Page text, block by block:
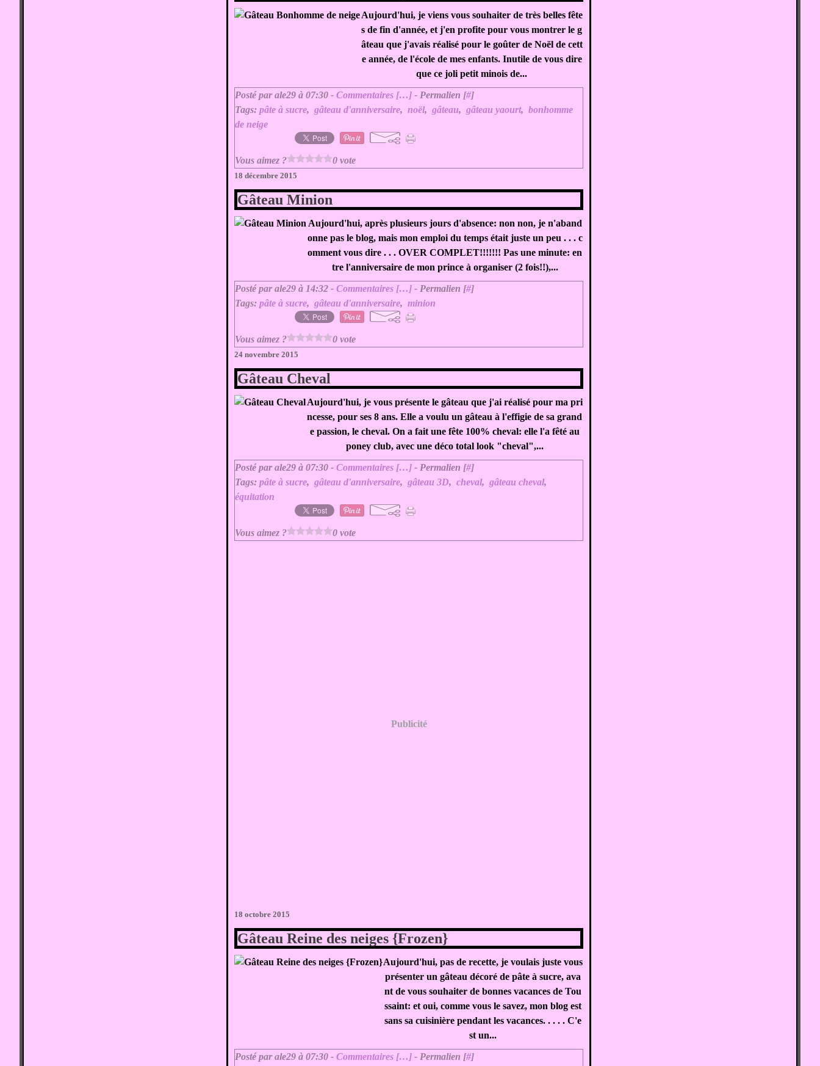
Aujourd'hui, je viens vous souhaiter de très belles fête
s de fin d'année, et j'en profite pour vous montrer le g
âteau que j'avais réalisé pour le goûter de Noël de cett
e année, de l'école de mes enfants. Inutile de vous dire
que ce joli petit minois de...
Posté par ale29 à 07:30 -Commentaires […] - Permalien [#]
Tags:pâte à sucre,gâteau d'anniversaire,noël,gâteau,gâteau yaourt,bonhomme
de neige
Vous aimez ? 0 vote
18 décembre 2015
Gâteau Minion
Aujourd'hui, après plusieurs jours d'absence: non non, je n'aband
onne pas le blog, mais mon emploi du temps était juste un peu . . . c
omment vous dire . . . OVER COMPLET!!!!!!! Pas une minute: en
tre l'anniversaire de mon prince à organiser (2 fois!!),...
Posté par ale29 à 14:32 -Commentaires […] - Permalien [#]
Tags:pâte à sucre,gâteau d'anniversaire,minion
Vous aimez ? 0 vote
24 novembre 2015
Gâteau Cheval
Aujourd'hui, je vous présente le gâteau que j'ai réalisé pour ma pri
ncesse, pour ses 8 ans. Elle a voulu un gâteau à l'effigie de sa grand
e passion, le cheval. On a fait une fête 100% cheval: elle l'a fêté au
poney club, avec une déco total look "cheval",...
Posté par ale29 à 07:30 -Commentaires […] - Permalien [#]
Tags:pâte à sucre,gâteau d'anniversaire,gâteau 3D,cheval,gâteau cheval,
équitation
Vous aimez ? 0 vote
Publicité
18 octobre 2015
Gâteau Reine des neiges {Frozen}
Aujourd'hui, pas de recette, je voulais juste vous
présenter un gâteau décoré de pâte à sucre, ava
nt de vous souhaiter de bonnes vacances de Tou
ssaint: et oui, comme vous le savez, mon blog est
sans sa cuisinière pendant les vacances. . . . . C'e
st un...
Posté par ale29 à 07:30 -Commentaires […] - Permalien [#]